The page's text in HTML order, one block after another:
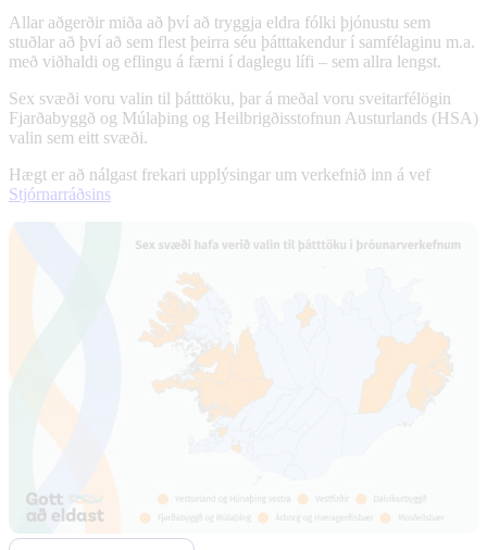
Allar aðgerðir miða að því að tryggja eldra fólki þjónustu sem
stuðlar að því að sem flest þeirra séu þátttakendur í samfélaginu m.a.
með viðhaldi og eflingu á færni í daglegu lífi – sem allra lengst.
Sex svæði voru valin til þátttöku, þar á meðal voru sveitarfélögin
Fjarðabyggð og Múlaþing og Heilbrigðisstofnun Austurlands (HSA)
valin sem eitt svæði.
Hægt er að nálgast frekari upplýsingar um verkefnið inn á vef
Stjórnarráðsins